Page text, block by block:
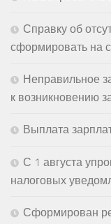
Справку об
сформировать на
Неправильное
к возникновению
Выплата
С 1 августа
налоговых
Сформирован